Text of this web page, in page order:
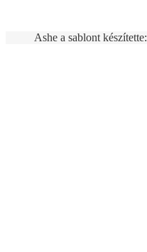
Ashe a sablont készítette: